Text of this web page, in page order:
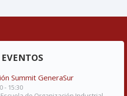
Summit GeneraSur
- 15:30